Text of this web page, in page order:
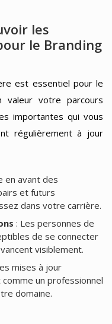
les
le Branding
est essentiel pour le
valeur votre parcours
importantes qui vous
régulièrement à jour
avant des
et futurs
dans votre carrière.
: Les personnes de
de se connecter
visiblement.
mises à jour
un professionnel
domaine.